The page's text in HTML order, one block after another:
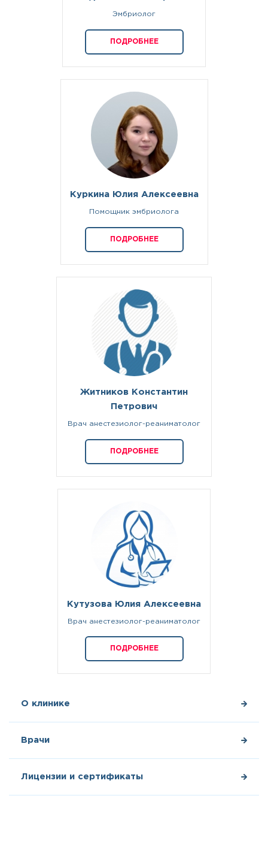
О клинике
Врачи
Лицензии и сертификаты
Эмбриолог
ПОДРОБНЕЕ
Куркина Юлия Алексеевна
Помощник эмбриолога
ПОДРОБНЕЕ
Житников Константин
Петрович
Врач анестезиолог-реаниматолог
ПОДРОБНЕЕ
Кутузова Юлия Алексеевна
Врач анестезиолог-реаниматолог
ПОДРОБНЕЕ